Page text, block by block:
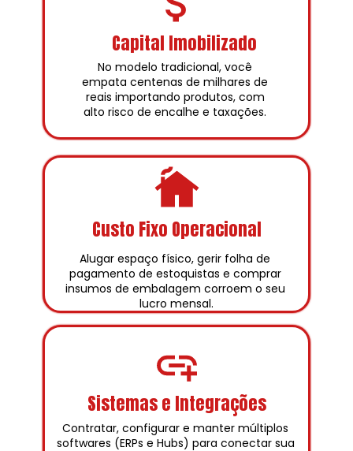
Capital Imobilizado
Custo Fixo Operacional
Sistemas e Integrações
No modelo tradicional, você
empata centenas de milhares de
reais importando produtos, com
alto risco de encalhe e taxações.
Alugar espaço físico, gerir folha de
pagamento de estoquistas e comprar
insumos de embalagem corroem o seu
lucro mensal.
Contratar, configurar e manter múltiplos
softwares (ERPs e Hubs) para conectar sua